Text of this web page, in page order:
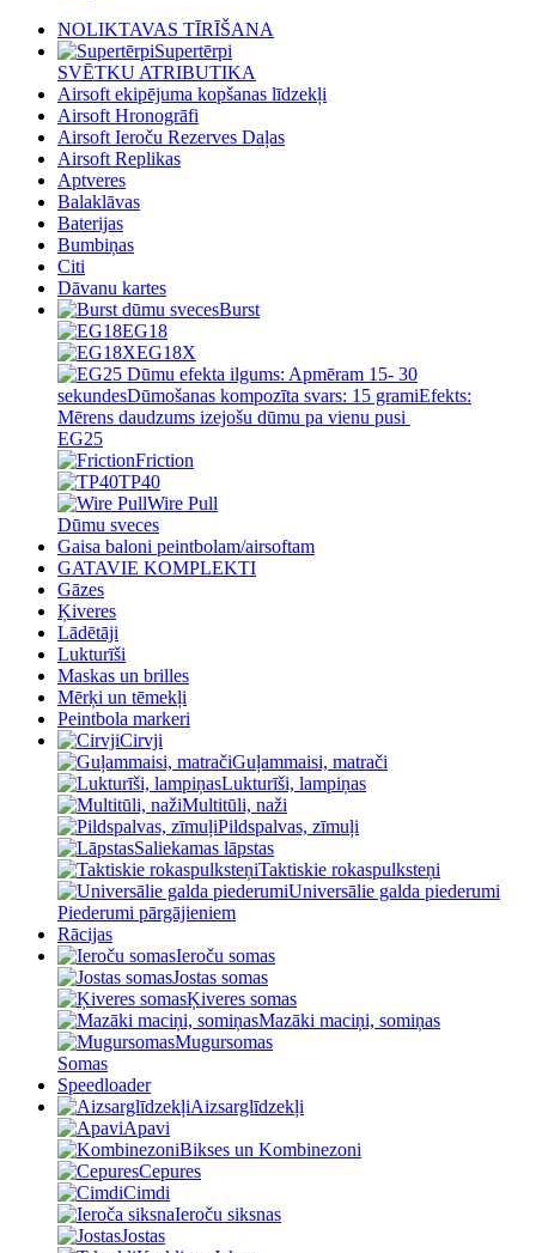
NOLIKTAVAS TĪRĪŠANA
Supertērpi
SVĒTKU ATRIBUTIKA
Airsoft ekipējuma kopšanas līdzekļi
Airsoft Hronogrāfi
Airsoft Ieroču Rezerves Daļas
Airsoft Replikas
Aptveres
Balaklāvas
Baterijas
Bumbiņas
Citi
Dāvanu kartes
Burst
EG18
EG18X
EG25
Friction
TP40
Wire Pull
Dūmu sveces
Gaisa baloni peintbolam/airsoftam
GATAVIE KOMPLEKTI
Gāzes
Ķiveres
Lādētāji
Lukturīši
Maskas un brilles
Mērķi un tēmekļi
Peintbola markeri
Cirvji
Guļammaisi, matrači
Lukturīši, lampiņas
Multitūli, naži
Pildspalvas, zīmuļi
Saliekamas lāpstas
Taktiskie rokaspulksteņi
Universālie galda piederumi
Piederumi pārgājieniem
Rācijas
Ieroču somas
Jostas somas
Ķiveres somas
Mazāki maciņi, somiņas
Mugursomas
Somas
Speedloader
Aizsarglīdzekļi
Apavi
Bikses un Kombinezoni
Cepures
Cimdi
Ieroču siksnas
Jostas